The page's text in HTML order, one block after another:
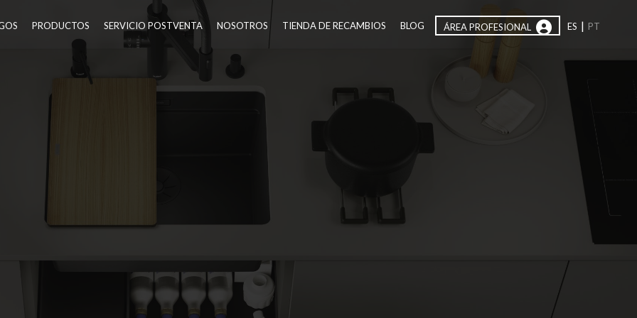
PRODUCTOS SERVICIO POSTVENTA NOSOTROS TIENDA DE RECAMBIOS BLOG ÁREA PROFESIONAL ES | PT